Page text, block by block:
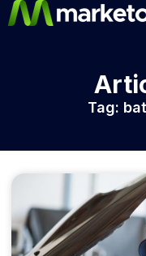
Tag: